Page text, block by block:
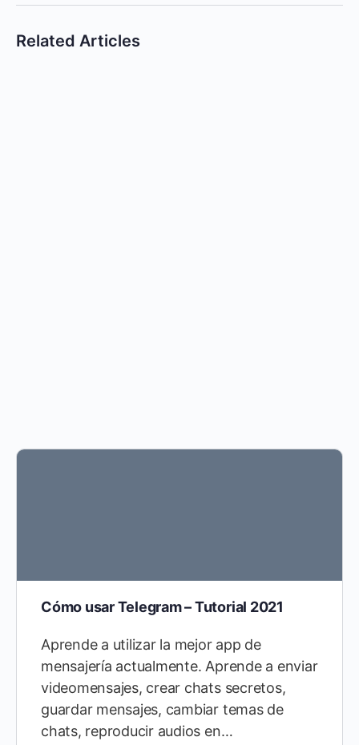
Related Articles
Cómo usar Telegram – Tutorial 2021
Aprende a utilizar la mejor app de
mensajería actualmente. Aprende a enviar
videomensajes, crear chats secretos,
guardar mensajes, cambiar temas de
chats, reproducir audios en…